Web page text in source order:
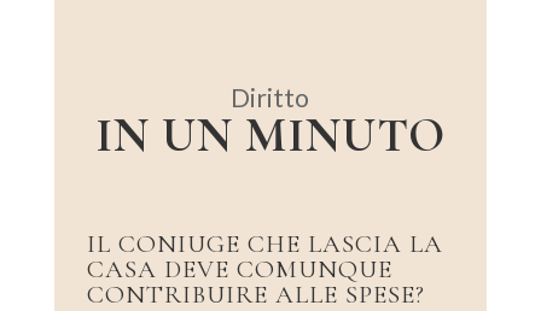
Diritto
IN UN MINUTO
IL CONIUGE CHE LASCIA LA
CASA DEVE COMUNQUE
CONTRIBUIRE ALLE SPESE?